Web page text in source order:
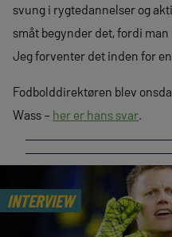
svung i rygtedannelser og
småt begynder det, fordi
Jeg forventer det inden for en
Fodbolddirektøren blev
Wass – her er hans svar.
INTERVIEW